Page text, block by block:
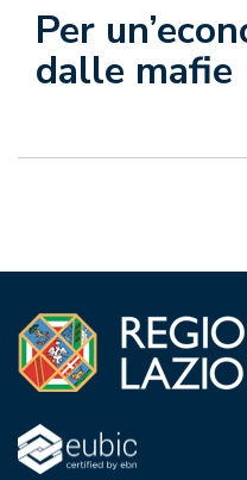
Per
dalle mafie